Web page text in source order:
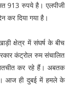
913 रुपये है। एलपीजी
कर दिया गया है।
क्षेत्र में संघर्ष के बीच
कंट्रोल रुम संचालित
कर रहे हैं। अबतक
आज ही दुबई में हमले के